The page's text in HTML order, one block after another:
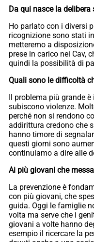
Da qui nasce la
Ho parlato con i diversi
ricognizione sono stati
metteremo a
prese in carico nei Cav,
quindi la possibilità di
Quali sono le difficoltà
Il problema più grande
subiscono violenze.
perché non si rendono
addirittura credono che
hanno timore di
questi giorni sono
continuiamo a dire alle
Ai più giovani che
La prevenzione è
con più giovani, che
guida. Oggi le famiglie
volta ma serve che i
giovani a volte hanno
esempio il ricercare la